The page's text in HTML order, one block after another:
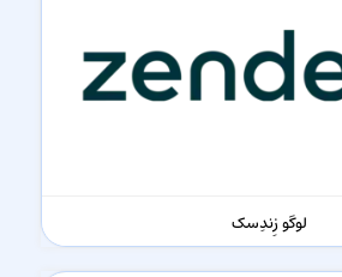
لوگو زِندِسک